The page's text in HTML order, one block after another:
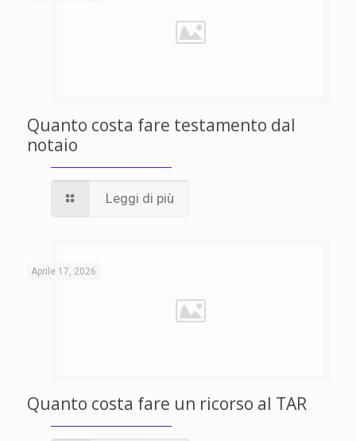
Quanto costa fare testamento dal
notaio
Leggi di più
Aprile 17, 2026
Quanto costa fare un ricorso al TAR